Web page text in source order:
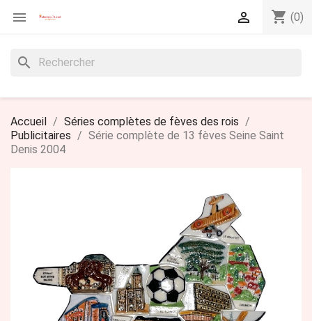
 shopping_cart (0)

search
Accueil
Séries complètes de fèves des rois
Publicitaires
Série complète de 13 fèves Seine Saint
Denis 2004